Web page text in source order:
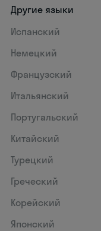
Другие языки
Испанский
Немецкий
Французский
Итальянский
Португальский
Китайский
Турецкий
Греческий
Корейский
Японский